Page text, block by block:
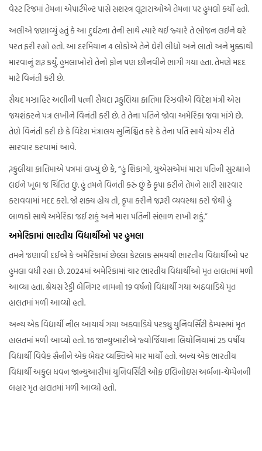
વેસ્ટ રિજમાં તેમના એપાર્ટમેન્ટ પાસે સશસ્ત્ર લૂંટારાઓએ તેમના પર હુમલો કર્યો હતો.
અલીએ જણાવ્યું હતું કે આ દુર્ઘટના તેની સાથે ત્યારે થઈ જ્યારે તે ભોજન લઈને ઘરે
પરત ફરી રહ્યો હતો. આ દરમિયાન 4 લોકોએ તેને ઘેરી લીધો અને લાતો અને મુક્કાથી
મારવાનું શરૂ કર્યું. હુમલાખોરો તેનો ફોન પણ છીનવીને ભાગી ગયા હતા. તેમણે મદદ
માટે વિનંતી કરી છે.
સૈયદ મઝાહિર અલીની પત્ની સૈયદા રૂકુલિયા ફાતિમા રિઝવીએ વિદેશ મંત્રી એસ
જયશંકરને પત્ર લખીને વિનંતી કરી છે. તે તેના પતિને જોવા અમેરિકા જવા માંગે છે.
તેણે વિનંતી કરી છે કે વિદેશ મંત્રાલય સુનિશ્ચિત કરે કે તેના પતિ સાથે યોગ્ય રીતે
સારવાર કરવામાં આવે.
રૂકુલીયા ફાતિમાએ પત્રમાં લખ્યું છે કે, “હું શિકાગો, યુએસએમાં મારા પતિની સુરક્ષાને
લઈને ખૂબ જ ચિંતિત છું. હું તમને વિનંતી કરું છું કે કૃપા કરીને તેમને સારી સારવાર
કરાવવામાં મદદ કરો. જો શક્ય હોય તો, કૃપા કરીને જરૂરી વ્યવસ્થા કરો જેથી હું
બાળકો સાથે અમેરિકા જઈ શકું અને મારા પતિની સંભાળ રાખી શકું.”
અમેરિકામાં ભારતીય વિદ્યાર્થીઓ પર હુમલા
તમને જણાવી દઈએ કે અમેરિકામાં છેલ્લા કેટલાક સમયથી ભારતીય વિદ્યાર્થીઓ પર
હુમલા વધી રહ્યા છે. 2024માં અમેરિકામાં ચાર ભારતીય વિદ્યાર્થીઓ મૃત હાલતમાં મળી
આવ્યા હતા. શ્રેયસ રેડ્ડી બેનિગર નામનો 19 વર્ષનો વિદ્યાર્થી ગયા અઠવાડિયે મૃત
હાલતમાં મળી આવ્યો હતો.
અન્ય એક વિદ્યાર્થી નીલ આચાર્ય ગયા અઠવાડિયે પરડ્યુ યુનિવર્સિટી કેમ્પસમાં મૃત
હાલતમાં મળી આવ્યો હતો. 16 જાન્યુઆરીએ જ્યોર્જિયાના લિથોનિયામાં 25 વર્ષીય
વિદ્યાર્થી વિવેક સૈનીને એક બેઘર વ્યક્તિએ માર માર્યો હતો. અન્ય એક ભારતીય
વિદ્યાર્થી અકુલ ધવન જાન્યુઆરીમાં યુનિવર્સિટી ઓફ ઇલિનોઇસ અર્બના-ચેમ્પેનની
બહાર મૃત હાલતમાં મળી આવ્યો હતો.